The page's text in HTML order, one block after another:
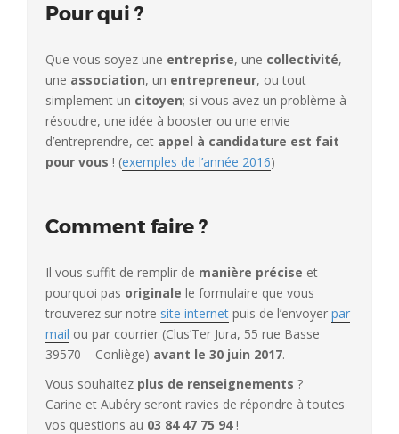
Pour qui ?
Que vous soyez une entreprise, une collectivité,
une association, un entrepreneur, ou tout
simplement un citoyen; si vous avez un problème à
résoudre, une idée à booster ou une envie
d’entreprendre, cet appel à candidature est fait
pour vous ! (exemples de l’année 2016)
Comment faire ?
Il vous suffit de remplir de manière précise et
pourquoi pas originale le formulaire que vous
trouverez sur notre site internet puis de l’envoyer par
mail ou par courrier (Clus’Ter Jura, 55 rue Basse
39570 – Conliège) avant le 30 juin 2017.
Vous souhaitez plus de renseignements ?
Carine et Aubéry seront ravies de répondre à toutes
vos questions au 03 84 47 75 94!